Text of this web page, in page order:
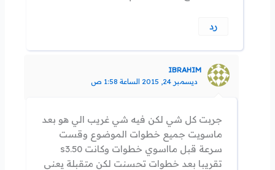
رد
IBRAHIM
ديسمبر 24, 2015 الساعة 1:58 ص
جربت كل شي لكن فيه شي غريب الي هو بعد
ماسويت جميع خطوات الموضوع وقست
سرعة قبل مااسوي خطوات وكانت s3.50
تقريبا بعد خطوات تحسنت لكن متقبلة يعنى